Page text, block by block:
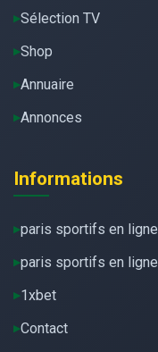
Sélection TV
Shop
Annuaire
Annonces
Informations
paris sportifs en ligne
paris sportifs en ligne
1xbet
Contact